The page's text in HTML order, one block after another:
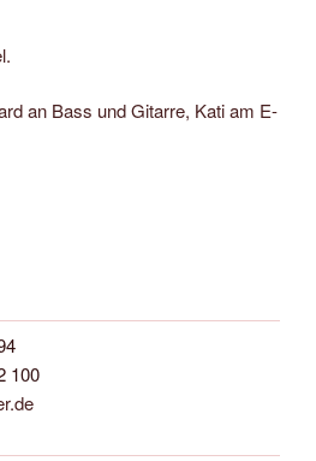
an Bass und Gitarre, Kati am E-
100